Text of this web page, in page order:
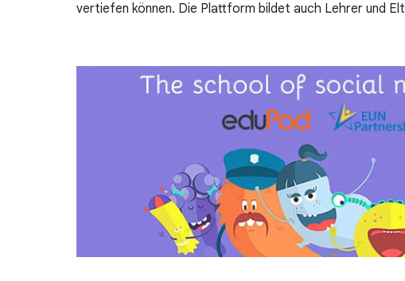
vertiefen können. Die Plattform bildet auch Lehrer und